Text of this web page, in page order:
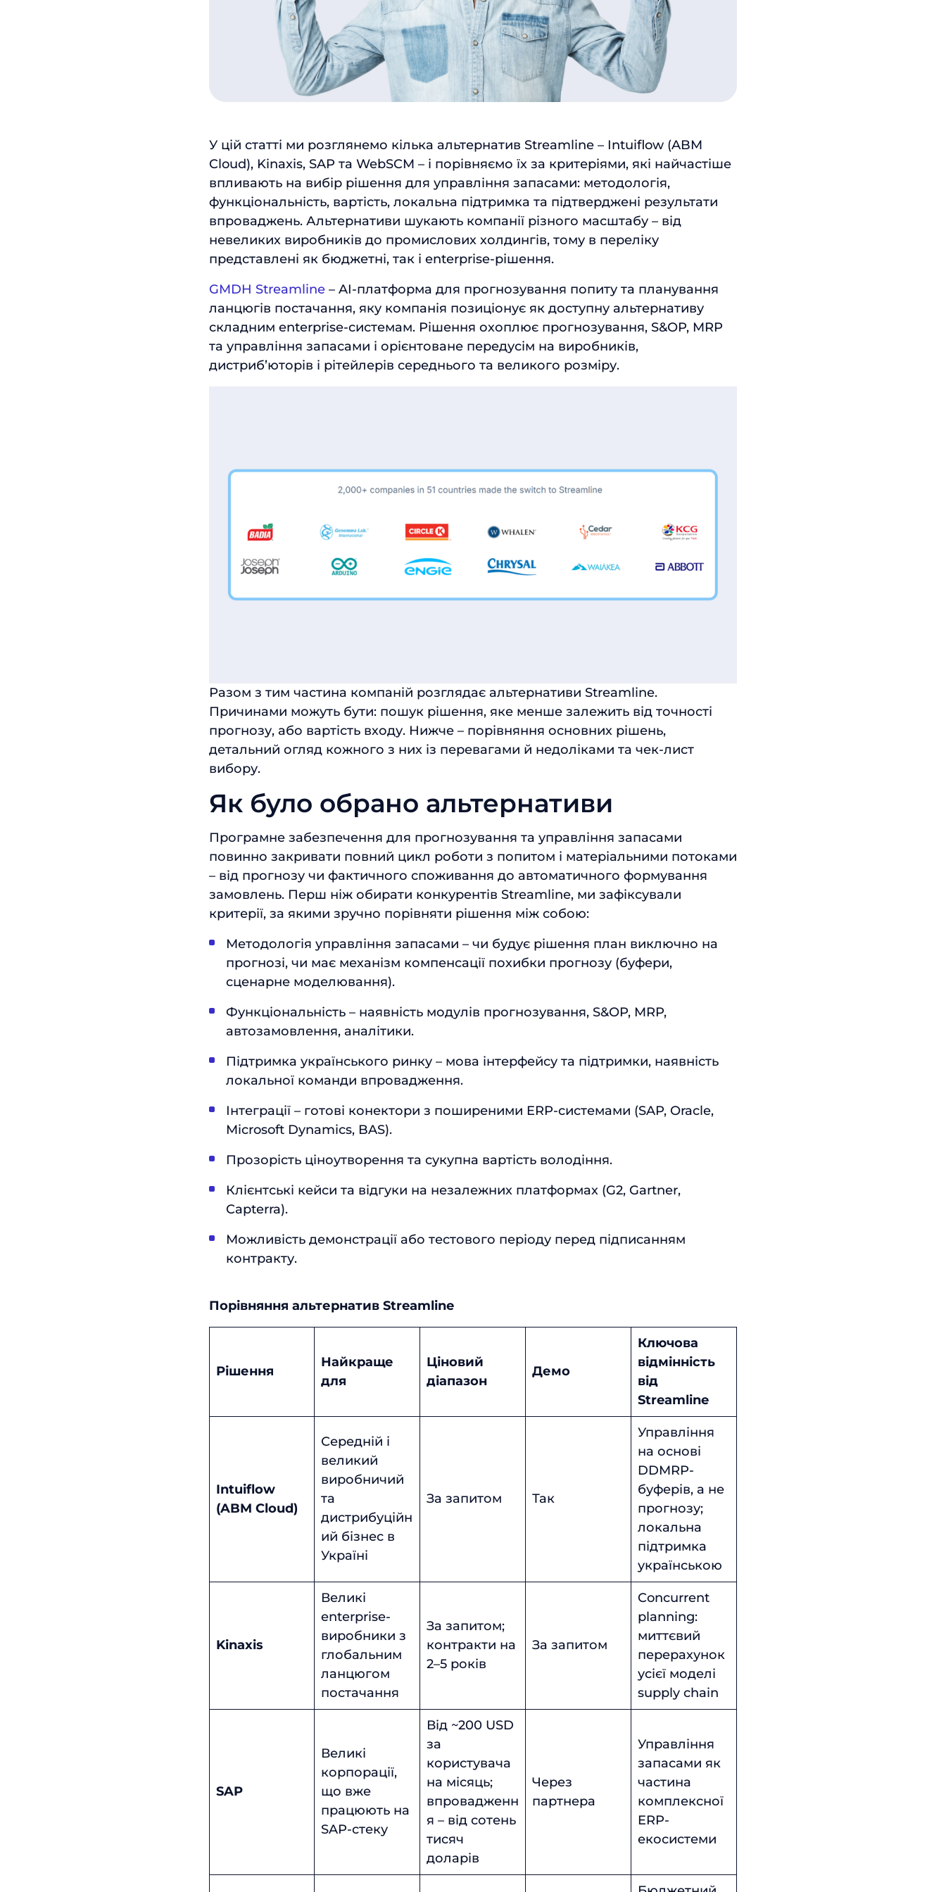
У цій статті ми розглянемо кілька альтернатив Streamline – Intuiflow (ABM
Cloud), Kinaxis, SAP та WebSCM – і порівняємо їх за критеріями, які найчастіше
впливають на вибір рішення для управління запасами: методологія,
функціональність, вартість, локальна підтримка та підтверджені результати
впроваджень. Альтернативи шукають компанії різного масштабу – від
невеликих виробників до промислових холдингів, тому в переліку
представлені як бюджетні, так і enterprise-рішення.
GMDH Streamline – AI-платформа для прогнозування попиту та планування
ланцюгів постачання, яку компанія позиціонує як доступну альтернативу
складним enterprise-системам. Рішення охоплює прогнозування, S&OP, MRP
та управління запасами і орієнтоване передусім на виробників,
дистриб’юторів і рітейлерів середнього та великого розміру.
Разом з тим частина компаній розглядає альтернативи Streamline.
Причинами можуть бути: пошук рішення, яке менше залежить від точності
прогнозу, або вартість входу. Нижче – порівняння основних рішень,
детальний огляд кожного з них із перевагами й недоліками та чек-лист
вибору.
Як було обрано альтернативи
Програмне забезпечення для прогнозування та управління запасами
повинно закривати повний цикл роботи з попитом і матеріальними потоками
– від прогнозу чи фактичного споживання до автоматичного формування
замовлень. Перш ніж обирати конкурентів Streamline, ми зафіксували
критерії, за якими зручно порівняти рішення між собою:
Методологія управління запасами – чи будує рішення план виключно на
прогнозі, чи має механізм компенсації похибки прогнозу (буфери,
сценарне моделювання).
Функціональність – наявність модулів прогнозування, S&OP, MRP,
автозамовлення, аналітики.
Підтримка українського ринку – мова інтерфейсу та підтримки, наявність
локальної команди впровадження.
Інтеграції – готові конектори з поширеними ERP-системами (SAP, Oracle,
Microsoft Dynamics, BAS).
Прозорість ціноутворення та сукупна вартість володіння.
Клієнтські кейси та відгуки на незалежних платформах (G2, Gartner,
Capterra).
Можливість демонстрації або тестового періоду перед підписанням
контракту.
Порівняння альтернатив Streamline
Рішення
Найкраще
для
Ціновий
діапазон
Демо
Ключова
відмінність
від
Streamline
Intuiflow
(ABM Cloud)
Середній і
великий
виробничий
та
дистрибуційн
ий бізнес в
Україні
За запитом Так
Управління
на основі
DDMRP-
буферів, а не
прогнозу;
локальна
підтримка
українською
Kinaxis
Великі
enterprise-
виробники з
глобальним
ланцюгом
постачання
За запитом;
контракти на
2–5 років
За запитом
Concurrent
planning:
миттєвий
перерахунок
усієї моделі
supply chain
SAP
Великі
корпорації,
що вже
працюють на
SAP-стеку
Від ~200 USD
за
користувача
на місяць;
впровадженн
я – від сотень
тисяч
доларів
Через
партнера
Управління
запасами як
частина
комплексної
ERP-
екосистеми
Відправити